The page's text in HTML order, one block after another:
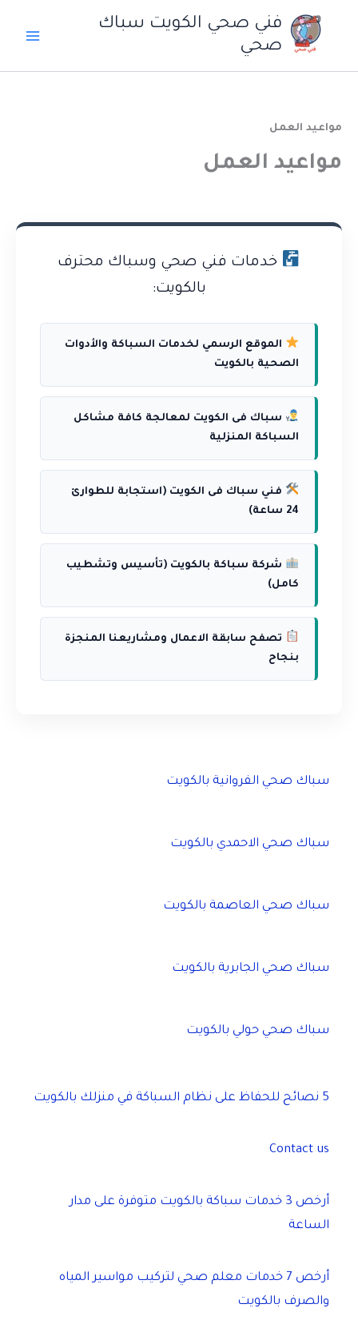
فني صحي الكويت سباك
صحي
مواعيد العمل
مواعيد العمل
خدمات فني صحي وسباك محترف
بالكويت:
الموقع الرسمي لخدمات السباكة والأدوات
الصحية بالكويت
سباك فى الكويت لمعالجة كافة مشاكل
السباكة المنزلية
فني سباك فى الكويت (استجابة للطوارئ
24 ساعة)
شركة سباكة بالكويت (تأسيس وتشطيب
كامل)
تصفح سابقة الاعمال ومشاريعنا المنجزة
بنجاح
سباك صحي الفروانية بالكويت
سباك صحي الاحمدي بالكويت
سباك صحي العاصمة بالكويت
سباك صحي الجابرية بالكويت
سباك صحي حولي بالكويت
5 نصائح للحفاظ على نظام السباكة في منزلك بالكويت
Contact us
أرخص 3 خدمات سباكة بالكويت متوفرة على مدار
الساعة
أرخص 7 خدمات معلم صحي لتركيب مواسير المياه
والصرف بالكويت